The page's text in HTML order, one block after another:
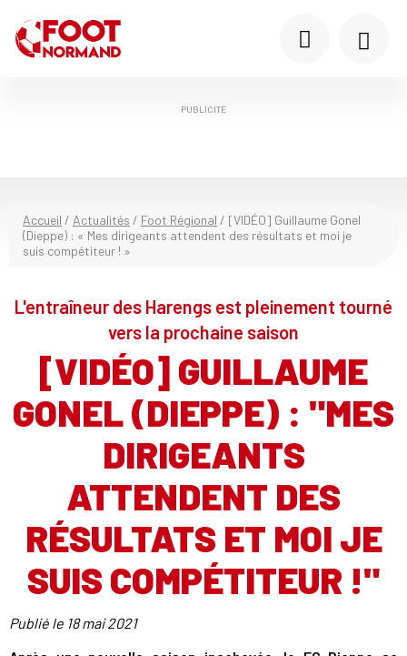
PUBLICITÉ
Accueil / Actualités / Foot Régional / [VIDÉO] Guillaume Gonel
(Dieppe) : « Mes dirigeants attendent des résultats et moi je
suis compétiteur ! »
L'entraîneur des Harengs est pleinement tourné
vers la prochaine saison
[VIDÉO] GUILLAUME
GONEL (DIEPPE) : "MES
DIRIGEANTS
ATTENDENT DES
RÉSULTATS ET MOI JE
SUIS COMPÉTITEUR !"
Publié le 18 mai 2021